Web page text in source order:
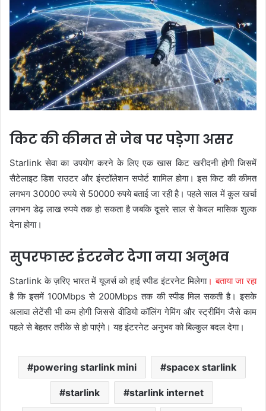
किट की कीमत से जेब पर पड़ेगा असर
Starlink सेवा का उपयोग करने के लिए एक खास किट खरीदनी होगी जिसमें
सैटेलाइट डिश राउटर और इंस्टॉलेशन सपोर्ट शामिल होगा। इस किट की कीमत
लगभग 30000 रुपये से 50000 रुपये बताई जा रही है। पहले साल में कुल खर्चा
लगभग डेढ़ लाख रुपये तक हो सकता है जबकि दूसरे साल से केवल मासिक शुल्क
देना होगा।
सुपरफास्ट इंटरनेट देगा नया अनुभव
Starlink के ज़रिए भारत में यूजर्स को हाई स्पीड इंटरनेट मिलेगा। बताया जा रहा
है कि इसमें 100Mbps से 200Mbps तक की स्पीड मिल सकती है। इसके
अलावा लेटेंसी भी कम होगी जिससे वीडियो कॉलिंग गेमिंग और स्ट्रीमिंग जैसे काम
पहले से बेहतर तरीके से हो पाएंगे। यह इंटरनेट अनुभव को बिल्कुल बदल देगा।
powering starlink mini spacex starlink
starlink starlink internet